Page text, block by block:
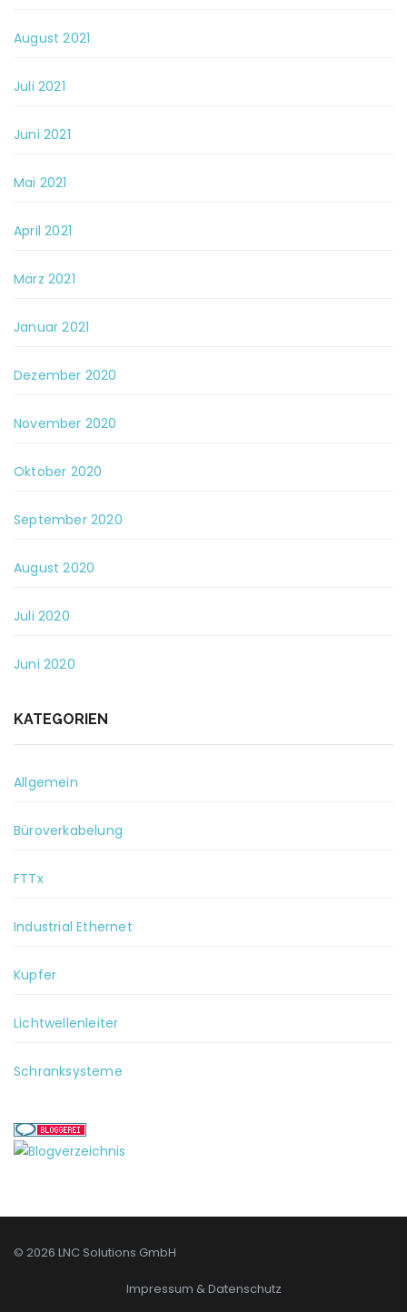
August 2021
Juli 2021
Juni 2021
Mai 2021
April 2021
März 2021
Januar 2021
Dezember 2020
November 2020
Oktober 2020
September 2020
August 2020
Juli 2020
Juni 2020
KATEGORIEN
Allgemein
Büroverkabelung
FTTx
Industrial Ethernet
Kupfer
Lichtwellenleiter
Schranksysteme
© 2026 LNC Solutions GmbH
Impressum & Datenschutz